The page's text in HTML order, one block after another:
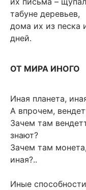
табуне деревьев,
дома их из песка
дней.
ОТ МИРА ИНОГО
Иная планета,
А впрочем,
Зачем там
знают?
Зачем там
иная?..
Иные